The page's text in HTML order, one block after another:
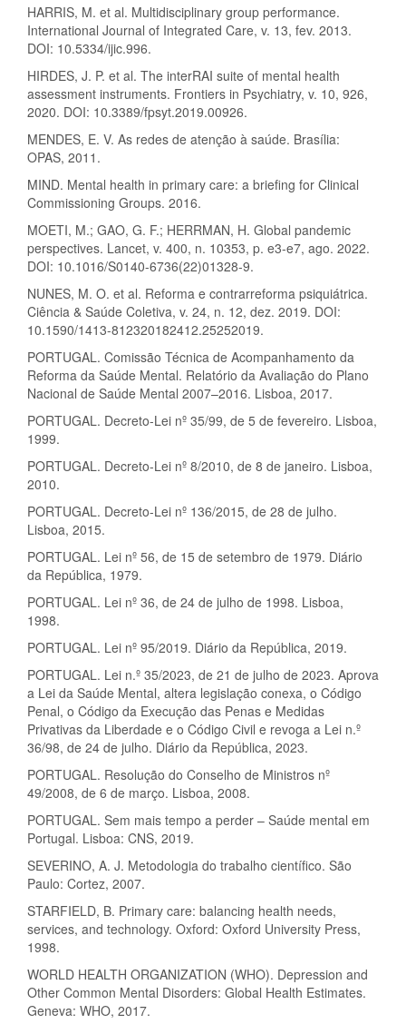
HARRIS, M. et al. Multidisciplinary group performance.
International Journal of Integrated Care, v. 13, fev. 2013.
DOI: 10.5334/ijic.996.
HIRDES, J. P. et al. The interRAI suite of mental health
assessment instruments. Frontiers in Psychiatry, v. 10, 926,
2020. DOI: 10.3389/fpsyt.2019.00926.
MENDES, E. V. As redes de atenção à saúde. Brasília:
OPAS, 2011.
MIND. Mental health in primary care: a briefing for Clinical
Commissioning Groups. 2016.
MOETI, M.; GAO, G. F.; HERRMAN, H. Global pandemic
perspectives. Lancet, v. 400, n. 10353, p. e3-e7, ago. 2022.
DOI: 10.1016/S0140-6736(22)01328-9.
NUNES, M. O. et al. Reforma e contrarreforma psiquiátrica.
Ciência & Saúde Coletiva, v. 24, n. 12, dez. 2019. DOI:
10.1590/1413-812320182412.25252019.
PORTUGAL. Comissão Técnica de Acompanhamento da
Reforma da Saúde Mental. Relatório da Avaliação do Plano
Nacional de Saúde Mental 2007–2016. Lisboa, 2017.
PORTUGAL. Decreto-Lei nº 35/99, de 5 de fevereiro. Lisboa,
1999.
PORTUGAL. Decreto-Lei nº 8/2010, de 8 de janeiro. Lisboa,
2010.
PORTUGAL. Decreto-Lei nº 136/2015, de 28 de julho.
Lisboa, 2015.
PORTUGAL. Lei nº 56, de 15 de setembro de 1979. Diário
da República, 1979.
PORTUGAL. Lei nº 36, de 24 de julho de 1998. Lisboa,
1998.
PORTUGAL. Lei nº 95/2019. Diário da República, 2019.
PORTUGAL. Lei n.º 35/2023, de 21 de julho de 2023. Aprova
a Lei da Saúde Mental, altera legislação conexa, o Código
Penal, o Código da Execução das Penas e Medidas
Privativas da Liberdade e o Código Civil e revoga a Lei n.º
36/98, de 24 de julho. Diário da República, 2023.
PORTUGAL. Resolução do Conselho de Ministros nº
49/2008, de 6 de março. Lisboa, 2008.
PORTUGAL. Sem mais tempo a perder – Saúde mental em
Portugal. Lisboa: CNS, 2019.
SEVERINO, A. J. Metodologia do trabalho científico. São
Paulo: Cortez, 2007.
STARFIELD, B. Primary care: balancing health needs,
services, and technology. Oxford: Oxford University Press,
1998.
WORLD HEALTH ORGANIZATION (WHO). Depression and
Other Common Mental Disorders: Global Health Estimates.
Geneva: WHO, 2017.